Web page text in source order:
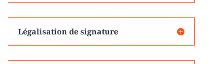
Légalisation de signature